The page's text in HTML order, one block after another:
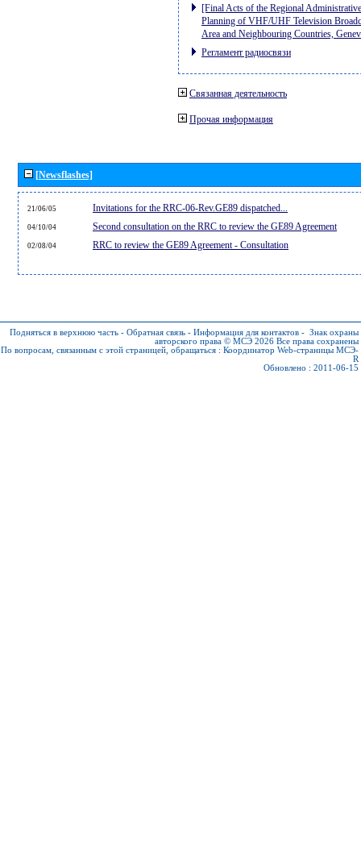
[Final Acts of the Regional
Planning of VHF/UHF Television
Area and Neighbouring Countries,
Регламент радиосвязи
Связанная деятельность
Прочая информация
[Newsflashes]
21/06/05 Invitations for the RRC-06-Rev.GE89 dispatched...
04/10/04 Second consultation on the RRC to review the GE89 Agreement
02/08/04 RRC to review the GE89 Agreement - Consultation
Подняться в верхнюю часть - Обратная связь - Информация для контактов - Знак охраны
авторского права © МСЭ 2026 Все права сохранены
По вопросам, связанным с этой страницей, обращаться : Координатор Web-страницы МСЭ-
R
Обновлено : 2011-06-15